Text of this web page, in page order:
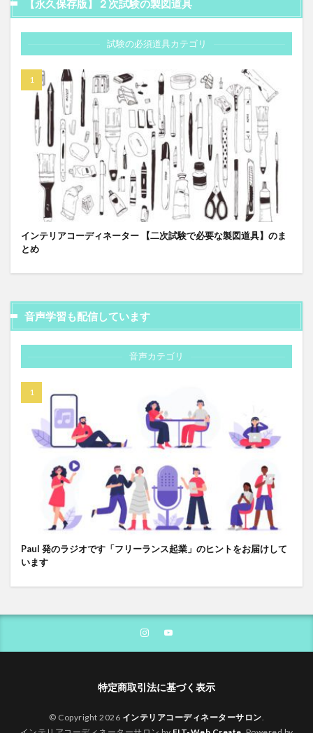
【永久保存版】２次試験の製図道具
試験の必須道具カテゴリ
インテリアコーディネーター 【二次試験で必要な製図道具】のま
とめ
音声学習も配信しています
音声カテゴリ
Paul 発のラジオです「フリーランス起業」のヒントをお届けして
います
特定商取引法に基づく表示
© Copyright 2026 インテリアコーディネーターサロン